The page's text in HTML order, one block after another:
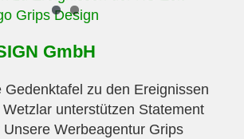
GmbH
Gedenktafel zu den Ereignissen
unterstützen Statement
Werbeagentur Grips